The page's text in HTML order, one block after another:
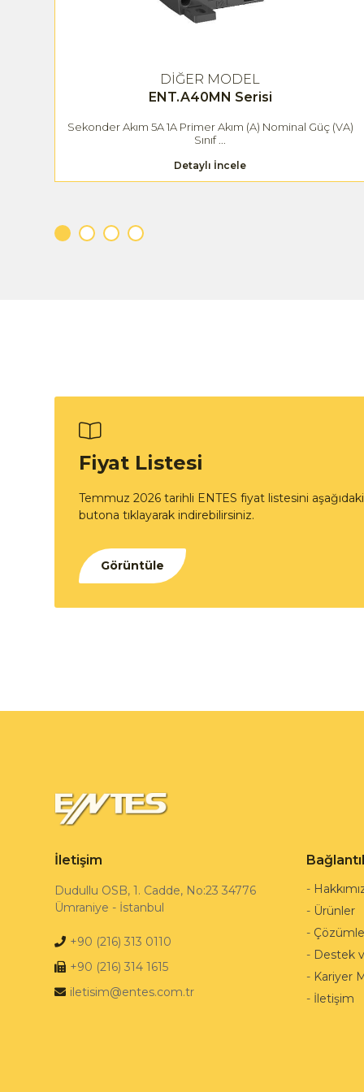
DİĞER MODEL
ENT.A40MN Serisi
Sekonder Akım 5A 1A Primer Akım (A) Nominal Güç (VA)
Sınıf ...
Detaylı İncele
Fiyat Listesi
Temmuz 2026 tarihli ENTES fiyat listesini aşağıdaki
butona tıklayarak indirebilirsiniz.
Görüntüle
İletişim
Dudullu OSB, 1. Cadde, No:23 34776
Ümraniye - İstanbul
+90 (216) 313 0110
+90 (216) 314 1615
iletisim@entes.com.tr
-
- Ürünler
-
- Destek
- Kariyer
- İletişim